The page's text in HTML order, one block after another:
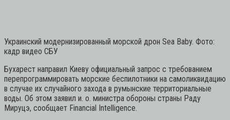
Украинский модернизированный морской дрон Sea Baby. Фото:
кадр видео СБУ
Бухарест направил Киеву официальный запрос с требованием
перепрограммировать морские беспилотники на самоликвидацию
в случае их случайного захода в румынские территориальные
воды. Об этом заявил и. о. министра обороны страны Раду
Мируцэ, сообщает Financial Intelligence.